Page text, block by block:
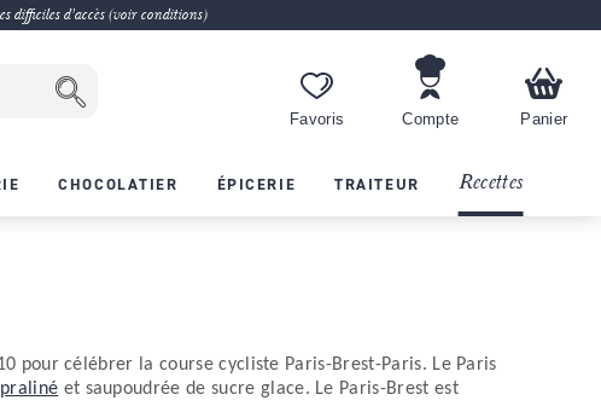
difficiles d'accès (voir conditions)
Favoris Compte Panier
CHOCOLATIER ÉPICERIE TRAITEUR Recettes
pour célébrer la course cycliste Paris-Brest-Paris. Le Paris
praliné et saupoudrée de sucre glace. Le Paris-Brest est